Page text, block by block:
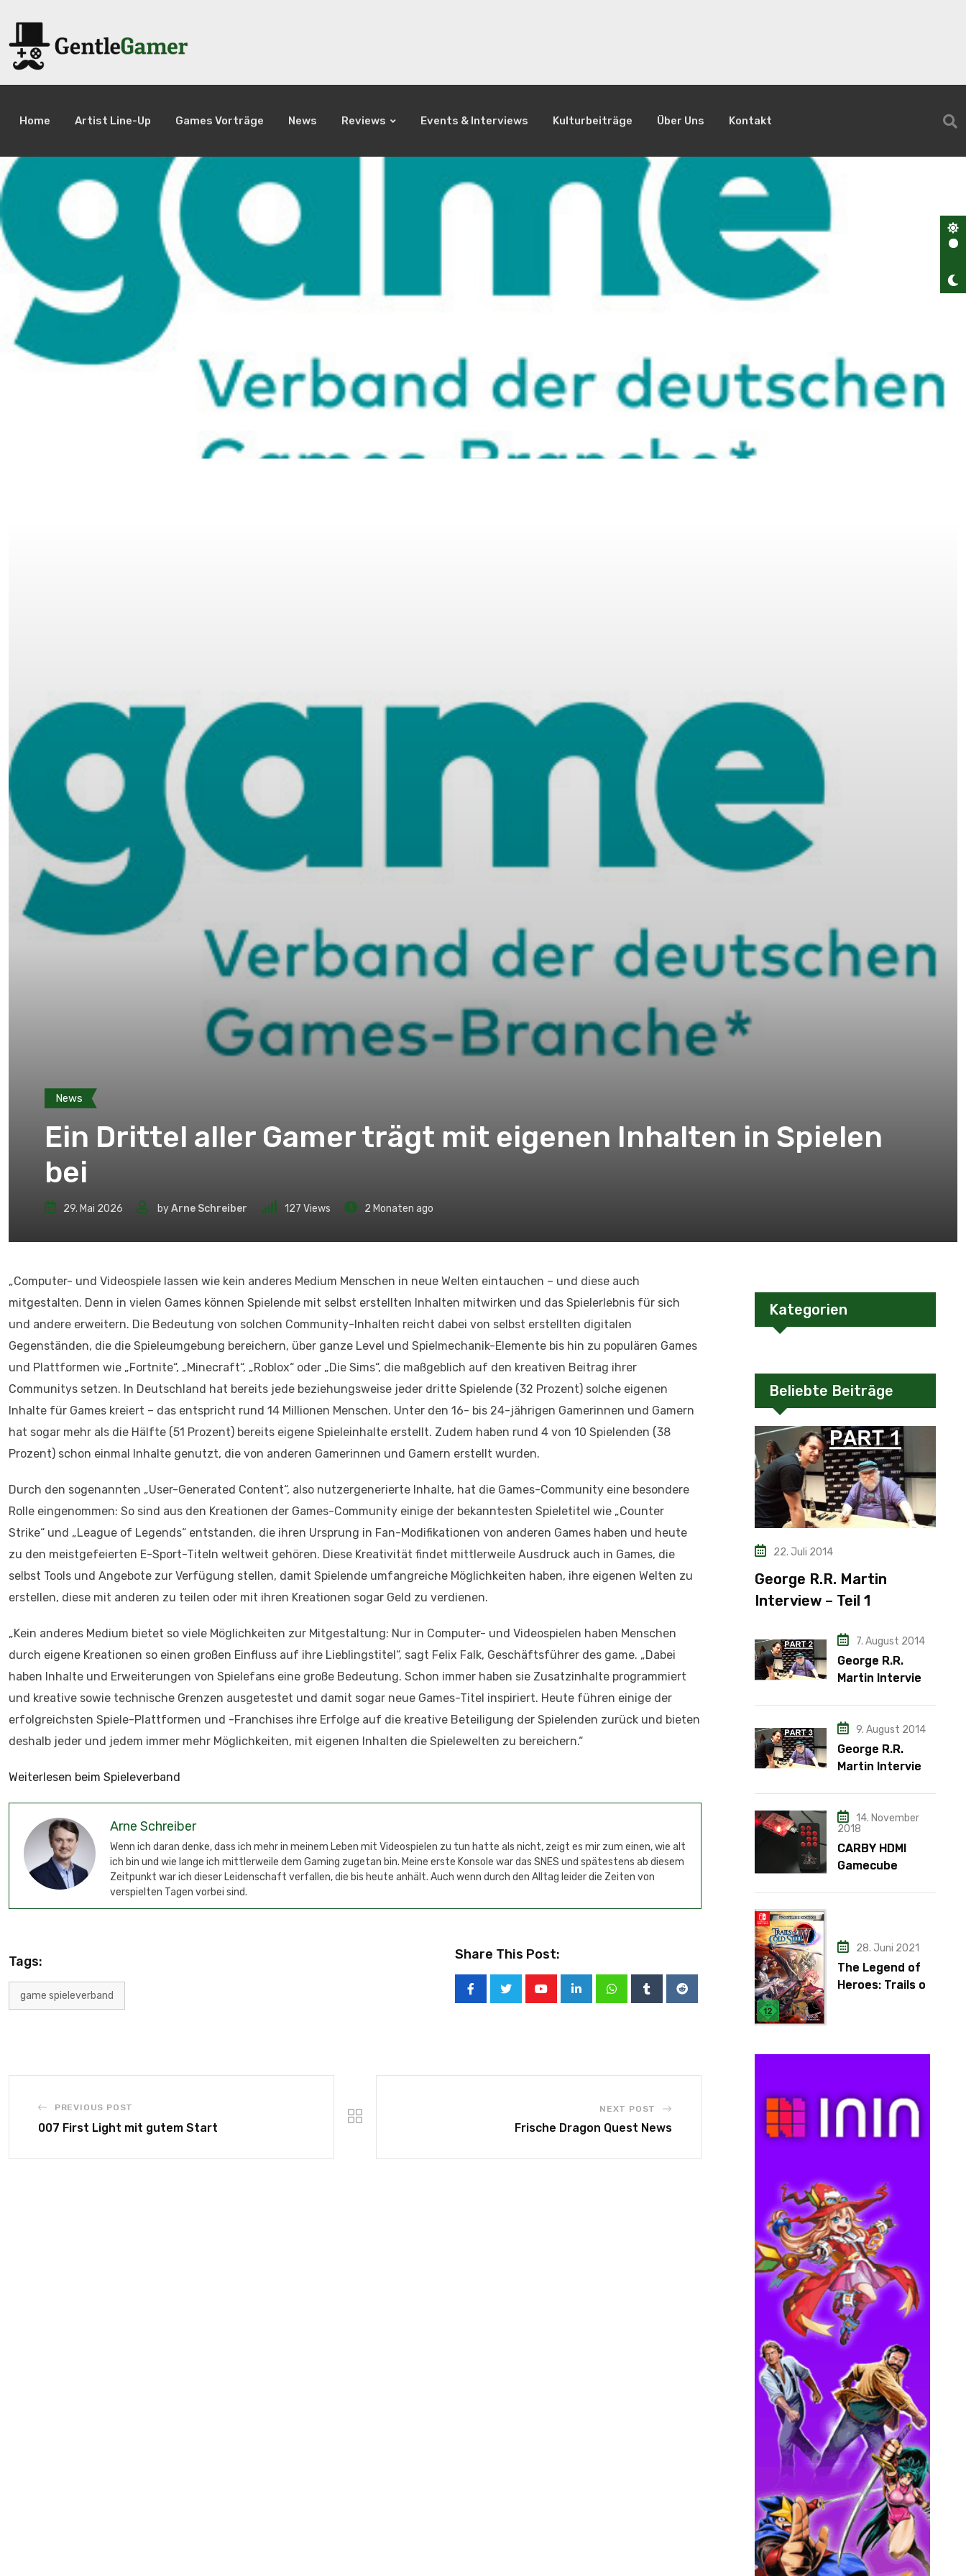
Home Artist Line-Up Games Vorträge News Reviews Events & Interviews Kulturbeiträge Über Uns Kontakt
News
Ein Drittel aller Gamer trägt mit eigenen Inhalten in Spielen
bei
29. Mai 2026 byArne Schreiber 127 Views 2 Monaten ago
„Computer- und Videospiele lassen wie kein anderes Medium Menschen in neue Welten eintauchen – und diese auch
mitgestalten. Denn in vielen Games können Spielende mit selbst erstellten Inhalten mitwirken und das Spielerlebnis für sich
und andere erweitern. Die Bedeutung von solchen Community-Inhalten reicht dabei von selbst erstellten digitalen
Gegenständen, die die Spieleumgebung bereichern, über ganze Level und Spielmechanik-Elemente bis hin zu populären Games
und Plattformen wie „Fortnite“, „Minecraft“, „Roblox“ oder „Die Sims“, die maßgeblich auf den kreativen Beitrag ihrer
Communitys setzen. In Deutschland hat bereits jede beziehungsweise jeder dritte Spielende (32 Prozent) solche eigenen
Inhalte für Games kreiert – das entspricht rund 14 Millionen Menschen. Unter den 16- bis 24-jährigen Gamerinnen und Gamern
hat sogar mehr als die Hälfte (51 Prozent) bereits eigene Spieleinhalte erstellt. Zudem haben rund 4 von 10 Spielenden (38
Prozent) schon einmal Inhalte genutzt, die von anderen Gamerinnen und Gamern erstellt wurden.
Durch den sogenannten „User-Generated Content“, also nutzergenerierte Inhalte, hat die Games-Community eine besondere
Rolle eingenommen: So sind aus den Kreationen der Games-Community einige der bekanntesten Spieletitel wie „Counter
Strike“ und „League of Legends“ entstanden, die ihren Ursprung in Fan-Modifikationen von anderen Games haben und heute
zu den meistgefeierten E-Sport-Titeln weltweit gehören. Diese Kreativität findet mittlerweile Ausdruck auch in Games, die
selbst Tools und Angebote zur Verfügung stellen, damit Spielende umfangreiche Möglichkeiten haben, ihre eigenen Welten zu
erstellen, diese mit anderen zu teilen oder mit ihren Kreationen sogar Geld zu verdienen.
„Kein anderes Medium bietet so viele Möglichkeiten zur Mitgestaltung: Nur in Computer- und Videospielen haben Menschen
durch eigene Kreationen so einen großen Einfluss auf ihre Lieblingstitel“, sagt Felix Falk, Geschäftsführer des game. „Dabei
haben Inhalte und Erweiterungen von Spielefans eine große Bedeutung. Schon immer haben sie Zusatzinhalte programmiert
und kreative sowie technische Grenzen ausgetestet und damit sogar neue Games-Titel inspiriert. Heute führen einige der
erfolgreichsten Spiele-Plattformen und -Franchises ihre Erfolge auf die kreative Beteiligung der Spielenden zurück und bieten
deshalb jeder und jedem immer mehr Möglichkeiten, mit eigenen Inhalten die Spielewelten zu bereichern.“
Weiterlesen beim Spieleverband
Arne Schreiber
Wenn ich daran denke, dass ich mehr in meinem Leben mit Videospielen zu tun hatte als nicht, zeigt es mir zum einen, wie alt
ich bin und wie lange ich mittlerweile dem Gaming zugetan bin. Meine erste Konsole war das SNES und spätestens ab diesem
Zeitpunkt war ich dieser Leidenschaft verfallen, die bis heute anhält. Auch wenn durch den Alltag leider die Zeiten von
verspielten Tagen vorbei sind.
Tags:
game spieleverband
Share This Post:
PREVIOUS POST
007 First Light mit gutem Start
NEXT POST
Frische Dragon Quest News
Kategorien
Beliebte Beiträge
22. Juli 2014
George R.R. Martin
Interview – Teil 1
7. August 2014
George R.R.
Martin Interview
9. August 2014
George R.R.
Martin Interview
14. November
2018
CARBY HDMI
Gamecube
28. Juni 2021
The Legend of
Heroes: Trails of